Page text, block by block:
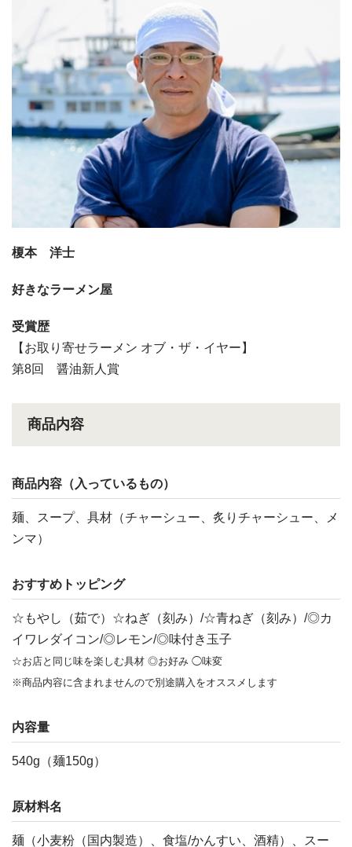
榎本 洋士
好きなラーメン屋
受賞歴
【お取り寄せラーメン オブ・ザ・イヤー】
第8回 醤油新人賞
商品内容
商品内容（入っているもの）
麺、スープ、具材（チャーシュー、炙りチャーシュー、メ
ンマ）
おすすめトッピング
☆もやし（茹で）☆ねぎ（刻み）/☆青ねぎ（刻み）/◎カ
イワレダイコン/◎レモン/◎味付き玉子
☆お店と同じ味を楽しむ具材 ◎お好み ◯味変
※商品内容に含まれませんので別途購入をオススメします
内容量
540g（麺150g）
原材料名
麺（小麦粉（国内製造）、食塩/かんすい、酒精）、スー